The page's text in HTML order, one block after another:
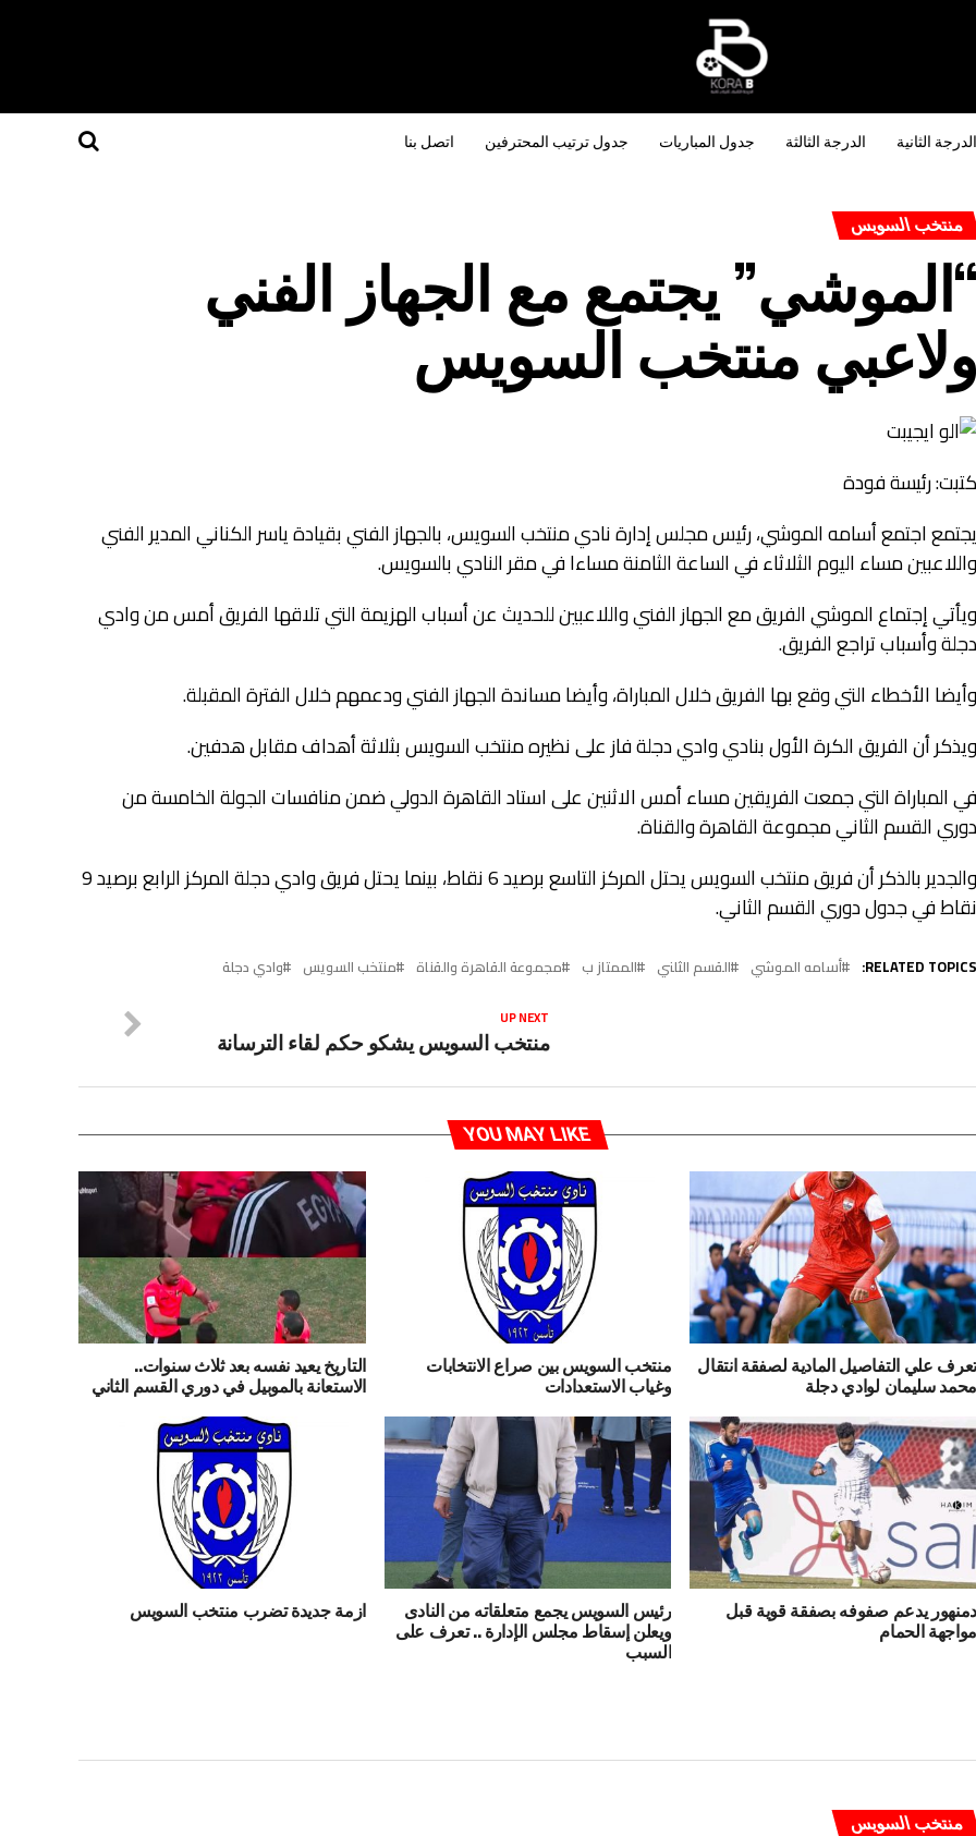
الدرجة الثانية الدرجة الثالثة جدول المباريات جدول ترتيب المحترفين اتصل بنا
منتخب السويس
“الموشي” يجتمع مع الجهاز الفني
ولاعبي منتخب السويس
كتبت: رئيسة فودة
يجتمع اجتمع أسامه الموشي، رئيس مجلس إدارة نادي منتخب السويس، بالجهاز الفني بقيادة ياسر الكناني المدير الفني
واللاعبين مساء اليوم الثلاثاء في الساعة الثامنة مساءا في مقر النادي بالسويس.
ويأتي إجتماع الموشي الفريق مع الجهاز الفني واللاعبين للحديث عن أسباب الهزيمة التي تلاقها الفريق أمس من وادي
دجلة وأسباب تراجع الفريق.
وأيضا الأخطاء التي وقع بها الفريق خلال المباراة، وأيضا مساندة الجهاز الفني ودعمهم خلال الفترة المقبلة.
ويذكر أن الفريق الكرة الأول بنادي وادي دجلة فاز على نظيره منتخب السويس بثلاثة أهداف مقابل هدفين.
في المباراة التي جمعت الفريقين مساء أمس الاثنين على استاد القاهرة الدولي ضمن منافسات الجولة الخامسة من
دوري القسم الثاني مجموعة القاهرة والقناة.
والجدير بالذكر أن فريق منتخب السويس يحتل المركز التاسع برصيد 6 نقاط، بينما يحتل فريق وادي دجلة المركز الرابع برصيد 9
نقاط في جدول دوري القسم الثاني.
RELATED TOPICS: أسامه الموشي القسم الثلني الممتاز ب مجموعة القاهرة والقناة منتخب السويس وادي دجلة
UP NEXT
منتخب السويس يشكو حكم لقاء الترسانة
YOU MAY LIKE
تعرف علي التفاصيل المادية لصفقة انتقال
محمد سليمان لوادي دجلة
منتخب السويس بين صراع الانتخابات
وغياب الاستعدادات
التاريخ يعيد نفسه بعد ثلاث سنوات..
الاستعانة بالموبيل في دوري القسم الثاني
دمنهور يدعم صفوفه بصفقة قوية قبل
مواجهة الحمام
رئيس السويس يجمع متعلقاته من النادى
ويعلن إسقاط مجلس الإدارة .. تعرف على
السبب
ازمة جديدة تضرب منتخب السويس
منتخب السويس